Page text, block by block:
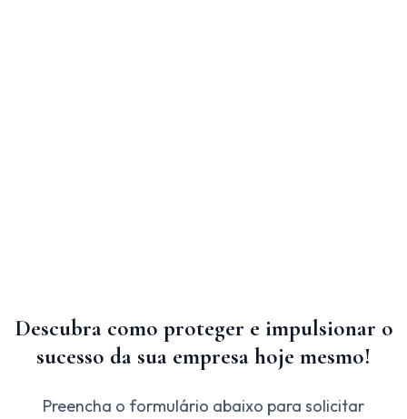
Descubra como proteger e impulsionar o
sucesso da sua empresa hoje mesmo!
Preencha o formulário abaixo para solicitar